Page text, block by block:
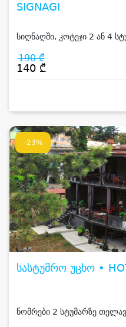
SIGNAGI
სიღნაღში, კოტეჯი 2 ან 4
190 ₾
140 ₾
-23%
სასტუმრო უცხო •
ნომრები 2 სტუმარზე